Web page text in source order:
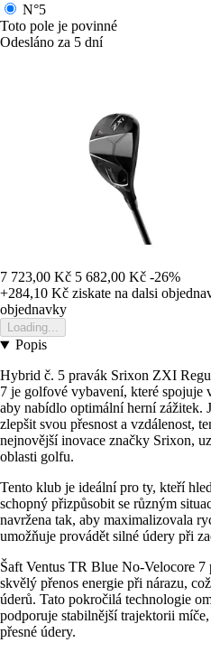
N°5
Toto pole je povinné
Odesláno za 5 dní
7 723,00 Kč 5 682,00 Kč -26%
+284,10 Kč ziskate na dalsi
objednavky
Loading...
Popis
Hybrid č. 5 pravák Srixon ZXI
7 je golfové vybavení, které
aby nabídlo optimální herní zážitek.
zlepšit svou přesnost a vzdálenost,
nejnovější inovace značky Srixon,
oblasti golfu.
Tento klub je ideální pro ty, kteří
schopný přizpůsobit se různým
navržena tak, aby maximalizovala
umožňuje provádět silné údery při
Šaft Ventus TR Blue No-Velocore
skvělý přenos energie při nárazu,
úderů. Tato pokročilá technologie
podporuje stabilnější trajektorii
přesné údery.